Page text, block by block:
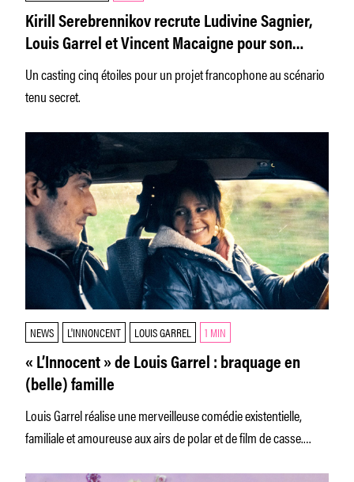
Kirill Serebrennikov recrute Ludivine Sagnier,
Louis Garrel et Vincent Macaigne pour son
premier film en français
Un casting cinq étoiles pour un projet francophone au scénario
tenu secret.
NEWS L'INNONCENT LOUIS GARREL 1 MIN
« L’Innocent » de Louis Garrel : braquage en
(belle) famille
Louis Garrel réalise une merveilleuse comédie existentielle,
familiale et amoureuse aux airs de polar et de film de casse.